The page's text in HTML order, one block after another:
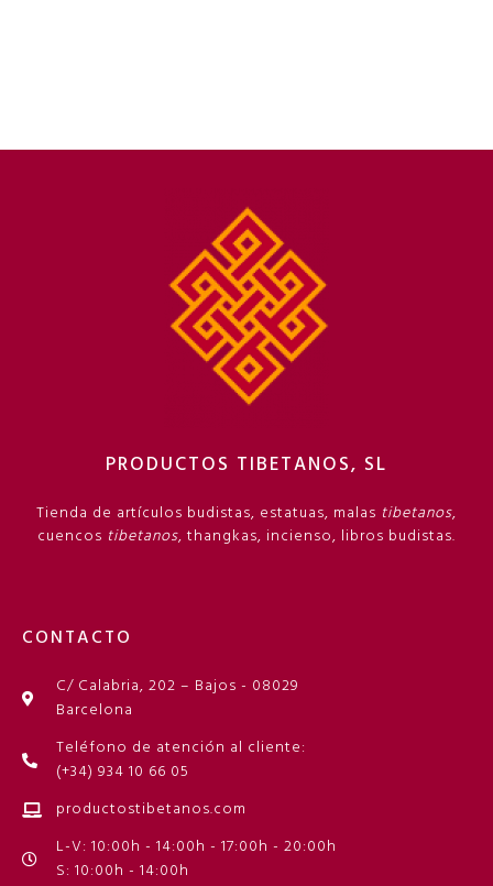
PRODUCTOS TIBETANOS, SL
Tienda de artículos budistas, estatuas, malas tibetanos,
cuencos tibetanos, thangkas, incienso, libros budistas.
CONTACTO
C/ Calabria, 202 – Bajos - 08029
Barcelona
Teléfono de atención al cliente:
(+34) 934 10 66 05
productostibetanos.com
L-V: 10:00h - 14:00h - 17:00h - 20:00h
S: 10:00h - 14:00h